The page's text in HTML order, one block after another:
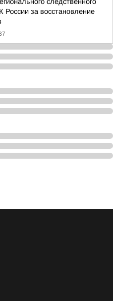
России за восстановление